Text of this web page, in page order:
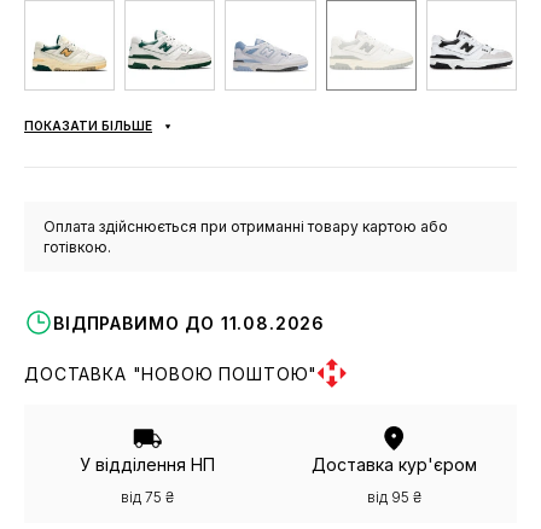
ПОКАЗАТИ БІЛЬШЕ
Оплата здійснюється при отриманні товару картою або
готівкою.
ВІДПРАВИМО ДО 11.08.2026
ДОСТАВКА "НОВОЮ ПОШТОЮ"
У відділення НП
від 75 ₴
Доставка кур'єром
від 95 ₴